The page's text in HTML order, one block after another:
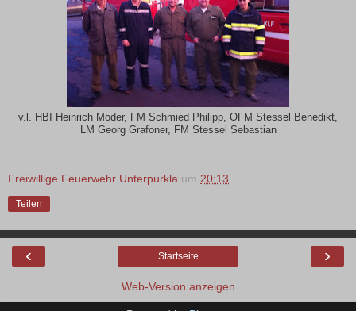
v.l. HBI Heinrich Moder, FM Schmied Philipp, OFM Stessel Benedikt,
LM Georg Grafoner, FM Stessel Sebastian
Freiwillige Feuerwehr Unterpurkla um 20:13
Teilen
‹ ›
Startseite
Web-Version anzeigen